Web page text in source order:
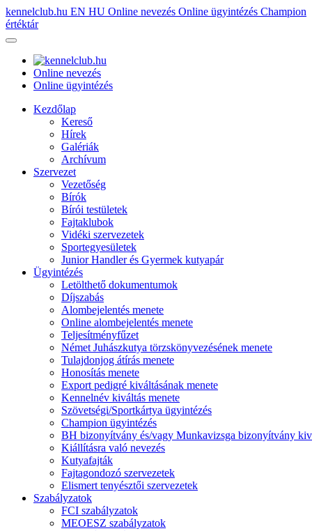
kennelclub.hu EN HU Online nevezés Online ügyintézés Champion
értéktár
Online nevezés
Online ügyintézés
Kezdőlap
Kereső
Hírek
Galériák
Archívum
Szervezet
Vezetőség
Bírók
Bírói testületek
Fajtaklubok
Vidéki szervezetek
Sportegyesületek
Junior Handler és Gyermek kutyapár
Ügyintézés
Letölthető dokumentumok
Díjszabás
Alombejelentés menete
Online alombejelentés menete
Teljesítményfűzet
Német Juhászkutya törzskönyvezésének menete
Tulajdonjog átírás menete
Honosítás menete
Export pedigré kiváltásának menete
Kennelnév kiváltás menete
Szövetségi/Sportkártya ügyintézés
Champion ügyintézés
BH bizonyítvány és/vagy Munkavizsga bizonyítvány
Kiállításra való nevezés
Kutyafajták
Fajtagondozó szervezetek
Elismert tenyésztői szervezetek
Szabályzatok
FCI szabályzatok
MEOESZ szabályzatok